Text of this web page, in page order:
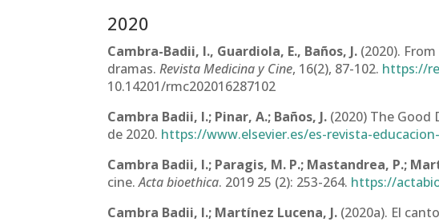
2020
Cambra-Badii, I., Guardiola, E., Baños, J. (2020).
dramas.Revista Medicina y Cine, 16(2), 87-102. https://
10.14201/rmc202016287102
Cambra Badii, I.; Pinar, A.; Baños, J. (2020) The
de 2020. https://www.elsevier.es/es-revista-
Cambra Badii, I.; Paragis, M. P.; Mastandrea, P.;
cine.Acta bioethica. 2019 25 (2): 253-264. https://
Cambra Badii, I.; Martínez Lucena, J. (2020a). El